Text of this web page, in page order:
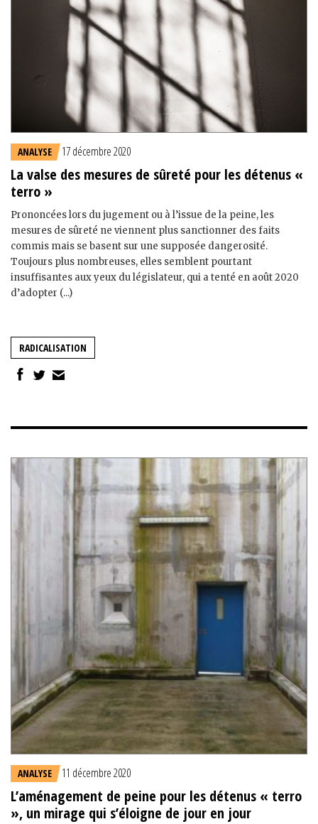
ANALYSE 17 décembre 2020
La valse des mesures de sûreté pour les détenus «
terro »
Prononcées lors du jugement ou à l’issue de la peine, les
mesures de sûreté ne viennent plus sanctionner des faits
commis mais se basent sur une supposée dangerosité.
Toujours plus nombreuses, elles semblent pourtant
insuffisantes aux yeux du législateur, qui a tenté en août 2020
d’adopter (...)
RADICALISATION
ANALYSE 11 décembre 2020
L’aménagement de peine pour les détenus « terro
», un mirage qui s’éloigne de jour en jour